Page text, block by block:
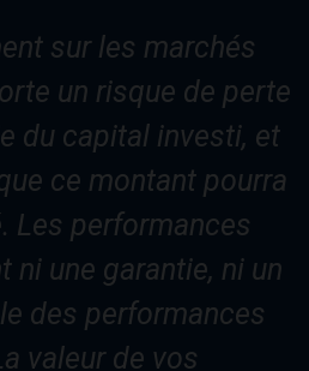
sur les marchés
un risque de perte
du capital investi, et
ce montant pourra
Les performances
ni une garantie, ni un
des performances
valeur de vos